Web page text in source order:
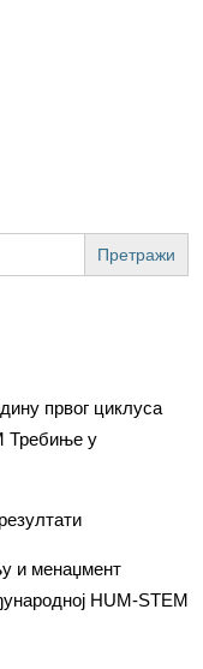
првог циклуса
Требиње у
и менаџмент
HUM-STEM